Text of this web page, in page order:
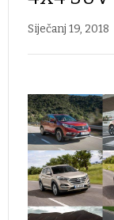
Siječanj 19, 2018